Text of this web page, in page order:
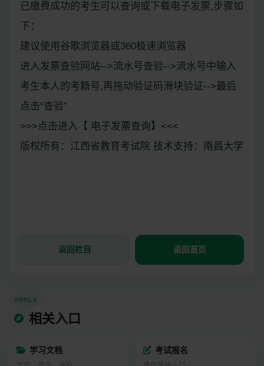
已缴费成功的考生可以查询或下载电子发票,步骤如
下：
建议使用谷歌浏览器或360极速浏览器
进入发票查验网站-->流水号查验-->流水号中输入
考生本人的考籍号,再拖动验证码滑块验证-->最后
点击“查验”
>>>点击进入【 电子发票查询】<<<
版权所有：江西省教育考试院 技术支持：南昌大学
返回栏目 返回首页
TOOLS
相关入口
学习文档 考试报名